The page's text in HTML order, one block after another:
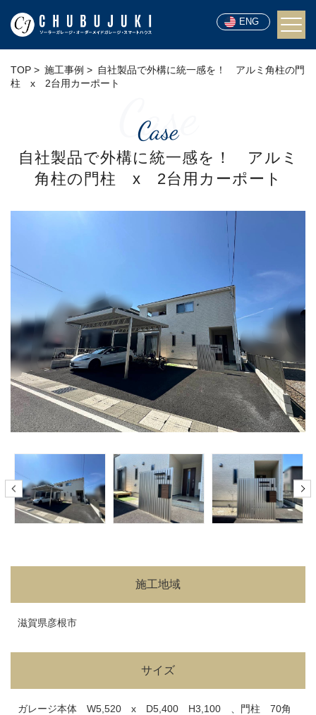
ENG
TOP 施工事例
自社製品で外構に統一感を！ アルミ角柱の門
柱 x 2台用カーポート
Case
Case
自社製品で外構に統一感を！ アルミ
角柱の門柱 x 2台用カーポート
施工地域
滋賀県彦根市
サイズ
ガレージ本体 W5,520 x D5,400 H3,100 、門柱 70角